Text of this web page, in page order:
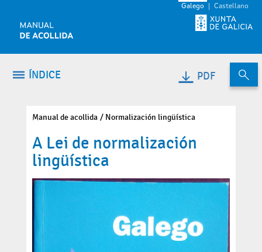
Galego Castellano
ÍNDICE PDF
Manual de acollida Normalización lingüística
A Lei de normalización
lingüística